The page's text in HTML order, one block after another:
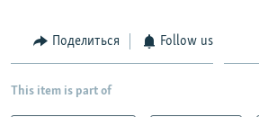
Поделиться Follow us
This item is part of